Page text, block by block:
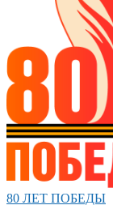
80 ЛЕТ ПОБЕДЫ